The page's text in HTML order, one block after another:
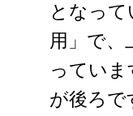
となっ
用」で、
ってい
が後ろで